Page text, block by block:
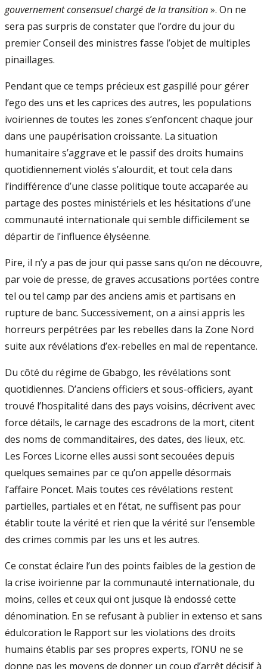
gouvernement consensuel chargé de la transition». On ne
sera pas surpris de constater que l’ordre du jour du
premier Conseil des ministres fasse l’objet de multiples
pinaillages.
Pendant que ce temps précieux est gaspillé pour gérer
l’ego des uns et les caprices des autres, les populations
ivoiriennes de toutes les zones s’enfoncent chaque jour
dans une paupérisation croissante. La situation
humanitaire s’aggrave et le passif des droits humains
quotidiennement violés s’alourdit, et tout cela dans
l’indifférence d’une classe politique toute accaparée au
partage des postes ministériels et les hésitations d’une
communauté internationale qui semble difficilement se
départir de l’influence élyséenne.
Pire, il n’y a pas de jour qui passe sans qu’on ne découvre,
par voie de presse, de graves accusations portées contre
tel ou tel camp par des anciens amis et partisans en
rupture de banc. Successivement, on a ainsi appris les
horreurs perpétrées par les rebelles dans la Zone Nord
suite aux révélations d’ex-rebelles en mal de repentance.
Du côté du régime de Gbabgo, les révélations sont
quotidiennes. D’anciens officiers et sous-officiers, ayant
trouvé l’hospitalité dans des pays voisins, décrivent avec
force détails, le carnage des escadrons de la mort, citent
des noms de commanditaires, des dates, des lieux, etc.
Les Forces Licorne elles aussi sont secouées depuis
quelques semaines par ce qu’on appelle désormais
l’affaire Poncet. Mais toutes ces révélations restent
partielles, partiales et en l’état, ne suffisent pas pour
établir toute la vérité et rien que la vérité sur l’ensemble
des crimes commis par les uns et les autres.
Ce constat éclaire l’un des points faibles de la gestion de
la crise ivoirienne par la communauté internationale, du
moins, celles et ceux qui ont jusque là endossé cette
dénomination. En se refusant à publier in extenso et sans
édulcoration le Rapport sur les violations des droits
humains établis par ses propres experts, l’ONU ne se
donne pas les moyens de donner un coup d’arrêt décisif à